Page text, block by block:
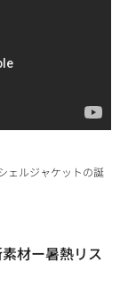
ェルジャケットの誕
材ー暑熱リス